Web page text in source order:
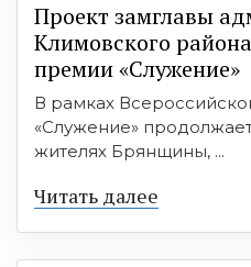
Проект замглавы
Климовского
премии «Служение»
В рамках
«Служение»
жителях Брянщины, ...
Читать далее